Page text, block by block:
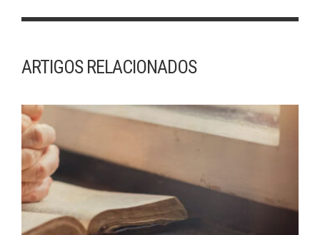
ARTIGOS RELACIONADOS